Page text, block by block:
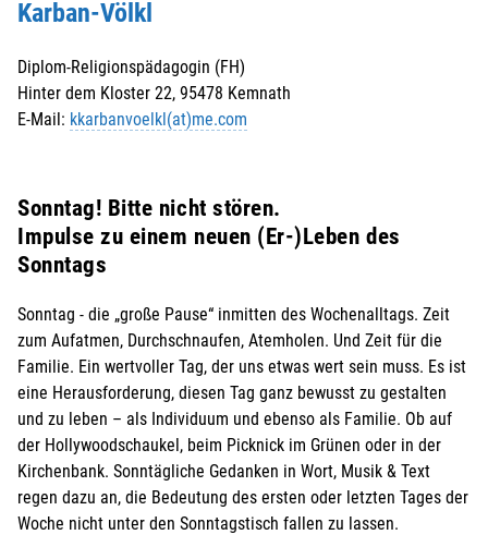
Karban-Völkl
Diplom-Religionspädagogin (FH)
Hinter dem Kloster 22, 95478 Kemnath
E-Mail: kkarbanvoelkl(at)me.com
Sonntag! Bitte nicht stören.
Impulse zu einem neuen (Er-)Leben des
Sonntags
Sonntag - die „große Pause“ inmitten des Wochenalltags. Zeit
zum Aufatmen, Durchschnaufen, Atemholen. Und Zeit für die
Familie. Ein wertvoller Tag, der uns etwas wert sein muss. Es ist
eine Herausforderung, diesen Tag ganz bewusst zu gestalten
und zu leben – als Individuum und ebenso als Familie. Ob auf
der Hollywoodschaukel, beim Picknick im Grünen oder in der
Kirchenbank. Sonntägliche Gedanken in Wort, Musik & Text
regen dazu an, die Bedeutung des ersten oder letzten Tages der
Woche nicht unter den Sonntagstisch fallen zu lassen.